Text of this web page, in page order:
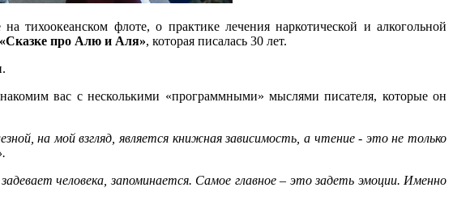
флоте, о практике лечения наркотической и алкогольной
«Сказке про Алю и Аля», которая писалась 30 лет.
вас с несколькими «программными» мыслями писателя, которые он
на мой взгляд, является книжная зависимость, а чтение - это не только
человека, запоминается. Самое главное – это задеть эмоции. Именно